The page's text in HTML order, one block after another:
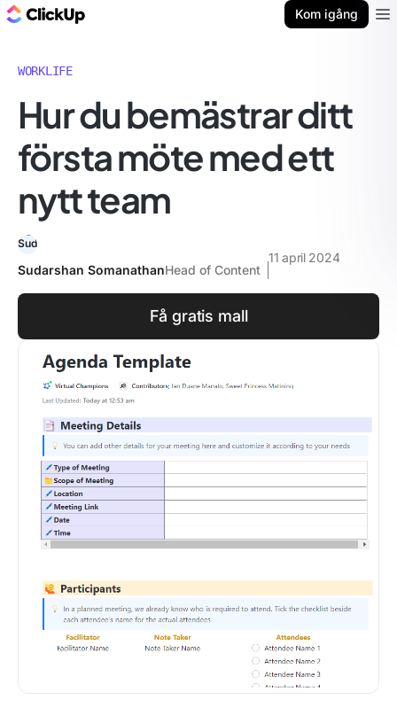
Kom igång
WORKLIFE
Hur du bemästrar ditt
första möte med ett
nytt team
Sudarshan SomanathanHead of Content
11 april 2024
Få gratis mall